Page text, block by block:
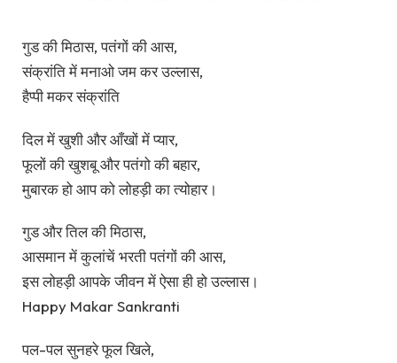
गुड की मिठास, पतंगों की आस,
संक्रांति में मनाओ जम कर उल्लास,
हैप्पी मकर संक्रांति
दिल में खुशी और आँखों में प्यार,
फूलों की खुशबू और पतंगो की बहार,
मुबारक हो आप को लोहड़ी का त्योहार।
गुड और तिल की मिठास,
आसमान में कुलांचें भरती पतंगों की आस,
इस लोहड़ी आपके जीवन में ऐसा ही हो उल्लास।
Happy Makar Sankranti
पल-पल सुनहरे फूल खिले,